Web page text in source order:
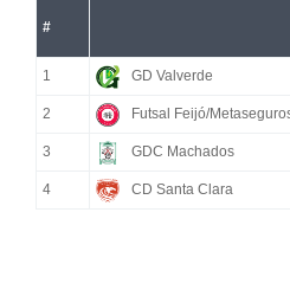
#
1 GD Valverde
2 Futsal Feijó/
3 GDC Machados
4 CD Santa Clara